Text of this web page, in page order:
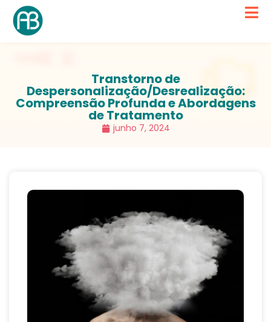
Transtorno de
Despersonalização/Desrealização:
Compreensão Profunda e Abordagens
de Tratamento
junho 7, 2024